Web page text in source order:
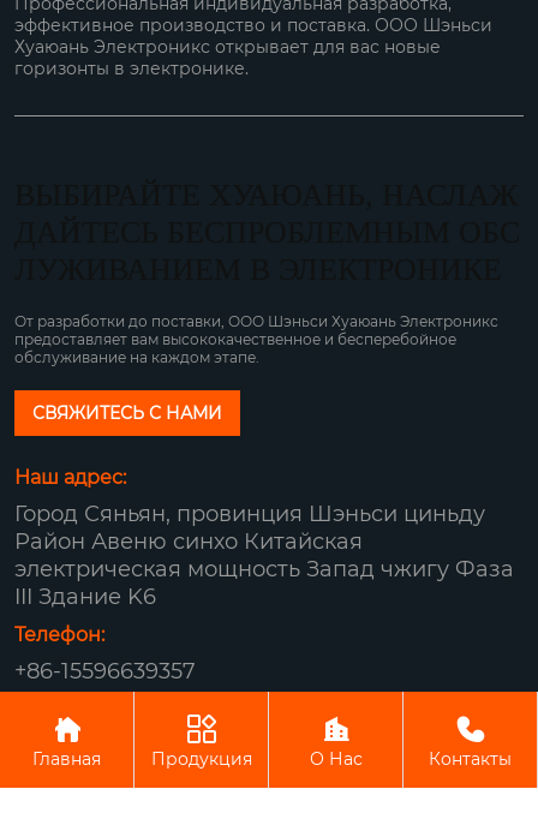
эффективное производство и поставка. ООО Шэньси
Хуаюань Электроникс открывает для вас новые
горизонты в электронике.
От разработки до поставки, ООО Шэньси Хуаюань Электроникс
предоставляет вам высококачественное и бесперебойное
обслуживание на каждом этапе.
СВЯЖИТЕСЬ С НАМИ
Наш адрес:
Город Сяньян, провинция Шэньси циньду
Район Авеню синхо Китайская
электрическая мощность Запад чжигу Фаза
III Здание K6
Телефон:
+86-15596639357
Авторское право© ООО Шэньси Хуаюань
Электроникс

Главная

Продукция

О Нас

Контакты